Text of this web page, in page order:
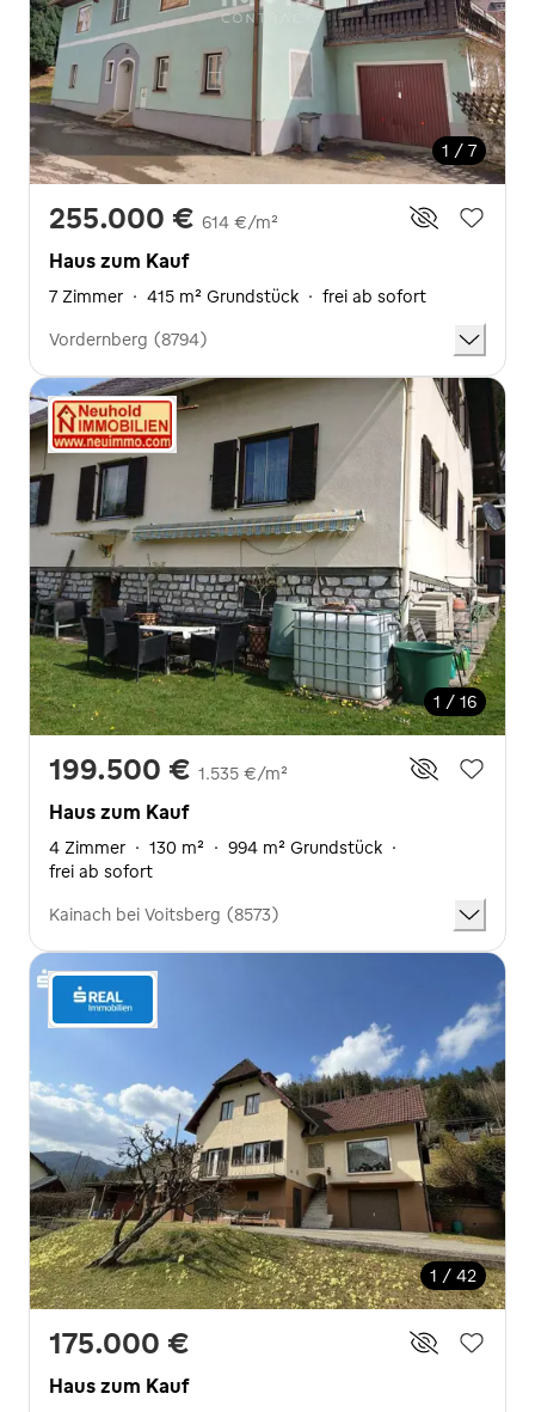
1 / 7
255.000 € 614 €/m²
Haus zum Kauf
7 Zimmer · 415 m² Grundstück · frei ab sofort
Vordernberg (8794)
1 / 16
199.500 € 1.535 €/m²
Haus zum Kauf
4 Zimmer · 130 m² · 994 m² Grundstück ·
frei ab sofort
Kainach bei Voitsberg (8573)
1 / 42
175.000 €
Haus zum Kauf